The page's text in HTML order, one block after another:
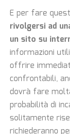
E per fare
rivolgersi ad
un sito su
informazioni
offrire
confrontabili,
dovrà fare
probabilità di
solitamente
richiederanno